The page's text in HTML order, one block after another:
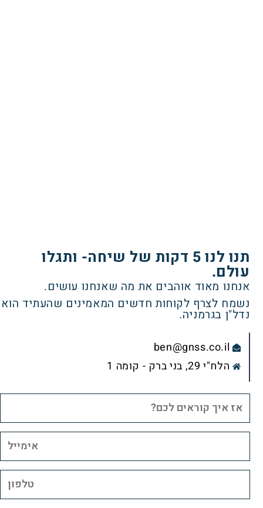
תנו לנו 5 דקות של שיחה- ותגלו
עולם.
אנחנו מאוד אוהבים את מה שאנחנו עושים.
נשמח לצרף לקוחות חדשים המאמינים שהעתיד הוא
נדל"ן בגרמניה.
ben@gnss.co.il
הלח"י 29, בני ברק - קומה 1